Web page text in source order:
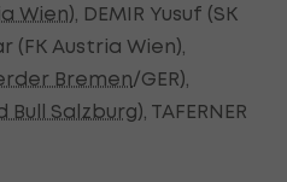
Wien), DEMIR Yusuf (SK
(FK Austria Wien),
Bremen/GER),
Bull Salzburg), TAFERNER